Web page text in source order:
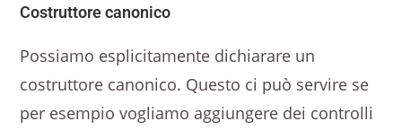
Costruttore canonico
Possiamo esplicitamente dichiarare un
costruttore canonico. Questo ci può servire se
per esempio vogliamo aggiungere dei controlli